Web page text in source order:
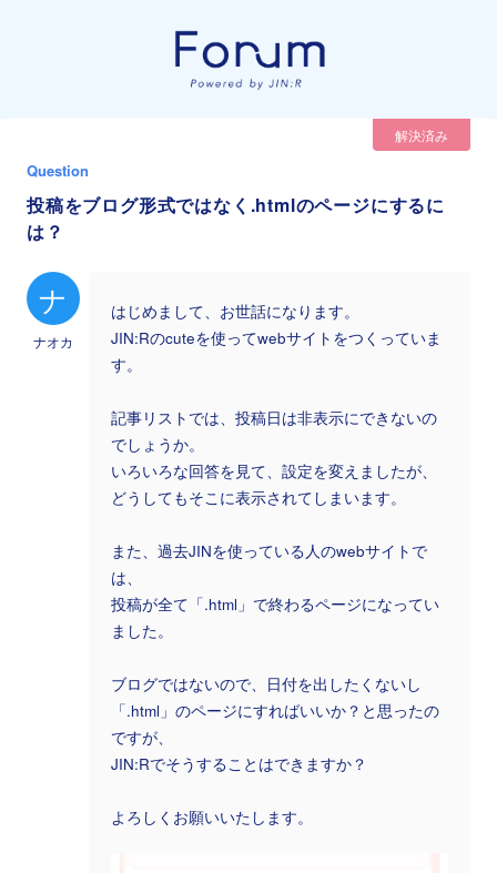
解決済み
Question
投稿をブログ形式ではなく.htmlのページにするに
は？
ナ
ナオカ
はじめまして、お世話になります。
JIN:Rのcuteを使ってwebサイトをつくっていま
す。
記事リストでは、投稿日は非表示にできないの
でしょうか。
いろいろな回答を見て、設定を変えましたが、
どうしてもそこに表示されてしまいます。
また、過去JINを使っている人のwebサイトで
は、
投稿が全て「.html」で終わるページになってい
ました。
ブログではないので、日付を出したくないし
「.html」のページにすればいいか？と思ったの
ですが、
JIN:Rでそうすることはできますか？
よろしくお願いいたします。